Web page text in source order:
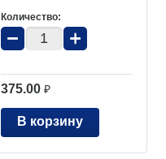
Количество:
− +
375.00 ₽
В корзину